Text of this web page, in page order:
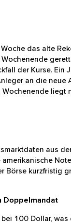
Woche das alte
ins
Rückfall
die
Kurs und
Frankfurter
Doppelmandat
bei 100 Dollar,